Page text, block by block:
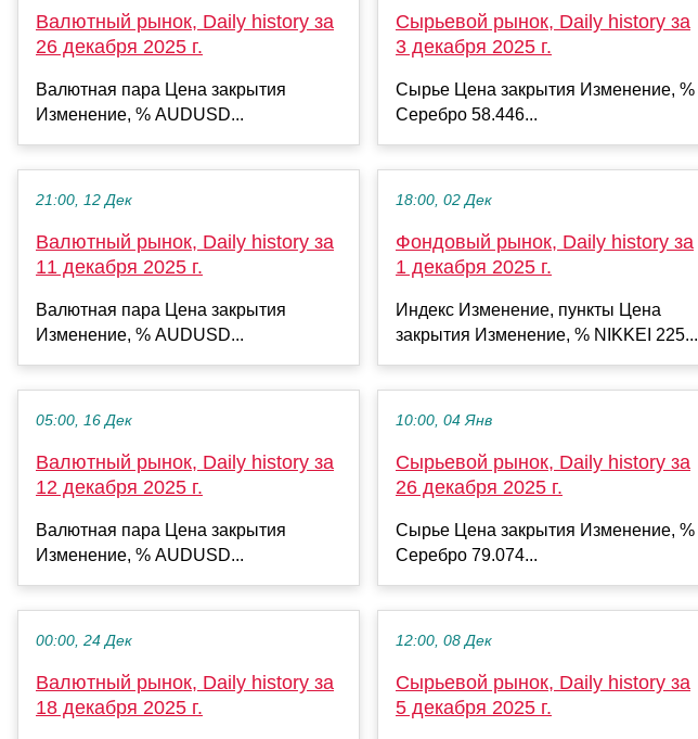
Валютный рынок, Daily history за
26 декабря 2025 г.
Валютная пара Цена закрытия
Изменение, % AUDUSD...
21:00, 12 Дек
Валютный рынок, Daily history за
11 декабря 2025 г.
Валютная пара Цена закрытия
Изменение, % AUDUSD...
05:00, 16 Дек
Валютный рынок, Daily history за
12 декабря 2025 г.
Валютная пара Цена закрытия
Изменение, % AUDUSD...
00:00, 24 Дек
Валютный рынок, Daily history за
18 декабря 2025 г.
Сырьевой рынок, Daily history за
3 декабря 2025 г.
Сырье Цена закрытия Изменение, %
Серебро 58.446...
18:00, 02 Дек
Фондовый рынок, Daily history за
1 декабря 2025 г.
Индекс Изменение, пункты Цена
закрытия Изменение, % NIKKEI 225...
10:00, 04 Янв
Сырьевой рынок, Daily history за
26 декабря 2025 г.
Сырье Цена закрытия Изменение, %
Серебро 79.074...
12:00, 08 Дек
Сырьевой рынок, Daily history за
5 декабря 2025 г.